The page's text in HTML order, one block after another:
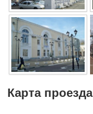
Карта проезда